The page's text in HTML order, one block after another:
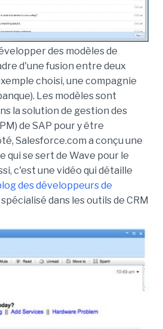
des modèles de
d'une fusion entre deux
choisi, une compagnie
Les modèles sont
la solution de gestion des
de SAP pour y être
Salesforce.com a conçu une
qui se sert de Wave pour le
c'est une vidéo qui détaille
des développeurs de
spécialisé dans les outils de CRM